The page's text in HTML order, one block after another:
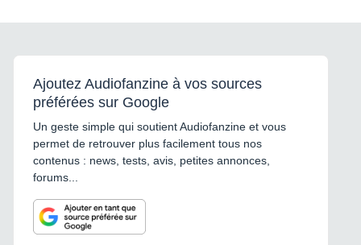
Ajoutez Audiofanzine à vos sources
préférées sur Google
Un geste simple qui soutient Audiofanzine et vous
permet de retrouver plus facilement tous nos
contenus : news, tests, avis, petites annonces,
forums...